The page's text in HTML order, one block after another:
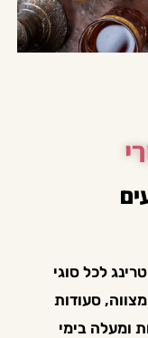
לכל סוגי
סעודות
ועוד. החל מ-15 מנות ומעלה בימי